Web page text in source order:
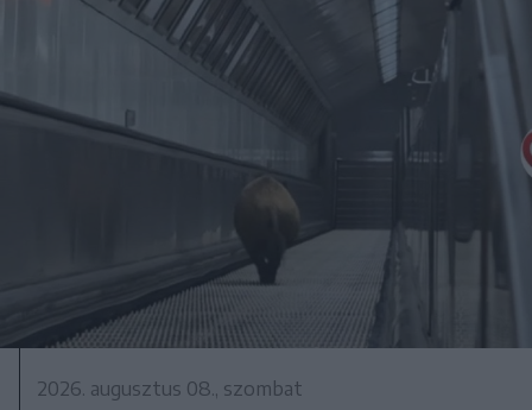
2026. augusztus 08., szombat